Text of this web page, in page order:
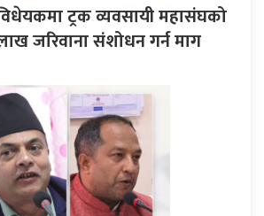
ट्रक व्यवसायी महासंघको
जरिवाना संशोधन गर्न माग